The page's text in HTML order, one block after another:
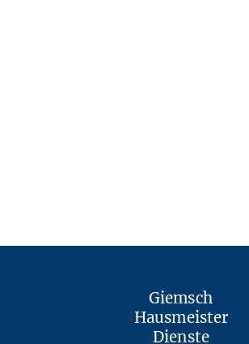
Giemsch
Hausmeister
Dienste